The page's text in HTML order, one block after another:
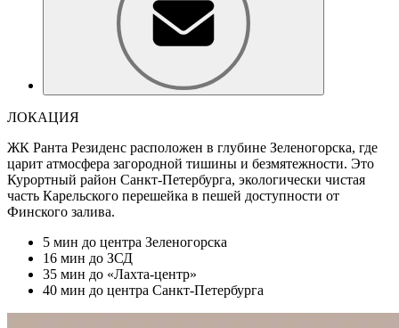
ЛОКАЦИЯ
ЖК Ранта Резиденс расположен в глубине Зеленогорска, где
царит атмосфера загородной тишины и безмятежности. Это
Курортный район Санкт-Петербурга, экологически чистая
часть Карельского перешейка в пешей доступности от
Финского залива.
5 мин до центра Зеленогорска
16 мин до ЗСД
35 мин до «Лахта-центр»
40 мин до центра Санкт-Петербурга